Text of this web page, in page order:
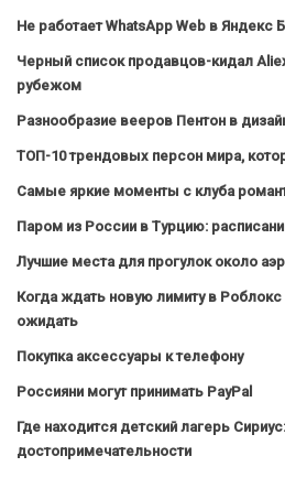
Не работает WhatsApp Web в Яндекс
Черный список продавцов-кидал
рубежом
Разнообразие вееров Пентон в
ТОП-10 трендовых персон мира,
Самые яркие моменты с клуба
Паром из России в Турцию:
Лучшие места для прогулок около
Когда ждать новую лимиту в Роблокс
ожидать
Покупка аксессуары к телефону
Россияни могут принимать PayPal
Где находится детский лагерь
достопримечательности